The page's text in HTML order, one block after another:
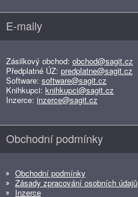
E-maily
Zásilkový obchod: obchod@sagit.cz
Předplatné ÚZ: predplatne@sagit.cz
Software: software@sagit.cz
Knihkupci: knihkupci@sagit.cz
Inzerce: inzerce@sagit.cz
Obchodní podmínky
Obchodní podmínky
Zásady zpracování osobních údajů
Inzerce